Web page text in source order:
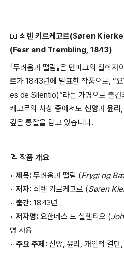
📖 쇠렌 키르케고르(Søren
(Fear and Trembling, 1843)
『두려움과 떨림』은 덴마크의 철학자
르가 1843년에 발표한 작품으로, “
es de Silentio)”라는 가명으로 출간
케고르의 사상 중에서도 신앙과 윤리
깊은 통찰을 담고 있습니다.
📝 작품 개요
• 제목: 두려움과 떨림 (Frygt og
• 저자: 쇠렌 키르케고르 (Søren
• 출간: 1843년
• 저자명: 요한네스 드 실렌티오 (
명 사용
• 주요 주제: 신앙, 윤리, 개인적 결단,